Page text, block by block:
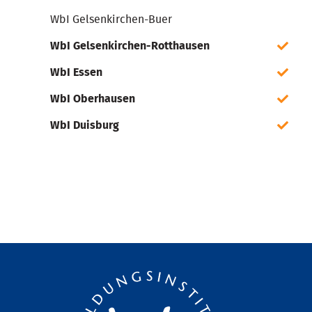
WbI Gelsenkirchen-Buer
WbI Gelsenkirchen-Rotthausen
WbI Essen
WbI Oberhausen
WbI Duisburg